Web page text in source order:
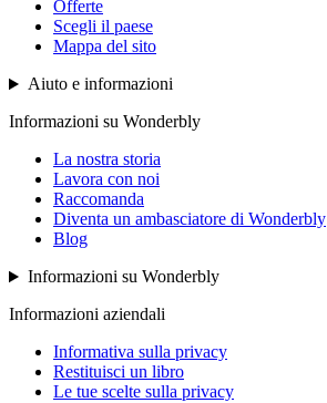
Offerte
Scegli il paese
Mappa del sito
Aiuto e informazioni
Informazioni su Wonderbly
La nostra storia
Lavora con noi
Raccomanda
Diventa un ambasciatore di Wonderbly
Blog
Informazioni su Wonderbly
Informazioni aziendali
Informativa sulla privacy
Restituisci un libro
Le tue scelte sulla privacy